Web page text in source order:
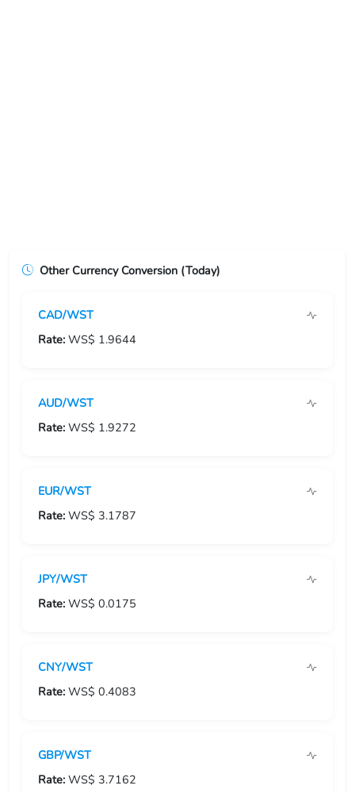
USD/GBP
USD/GHS
USD/GMD
USD/GYD
USD/HNL
USD/HUF
Other Currency Conversion (Today)
CAD/WST
Rate: WS$ 1.9644
AUD/WST
Rate: WS$ 1.9272
EUR/WST
Rate: WS$ 3.1787
JPY/WST
Rate: WS$ 0.0175
CNY/WST
Rate: WS$ 0.4083
GBP/WST
Rate: WS$ 3.7162